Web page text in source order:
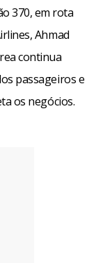
370, em rota
Ahmad
continua
passageiros e
os negócios.